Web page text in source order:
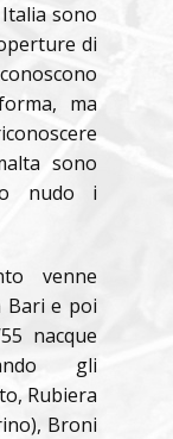
sono
di
ma
sono
nudo i
venne
Bari e poi
nacque
gli
Rubiera
Broni